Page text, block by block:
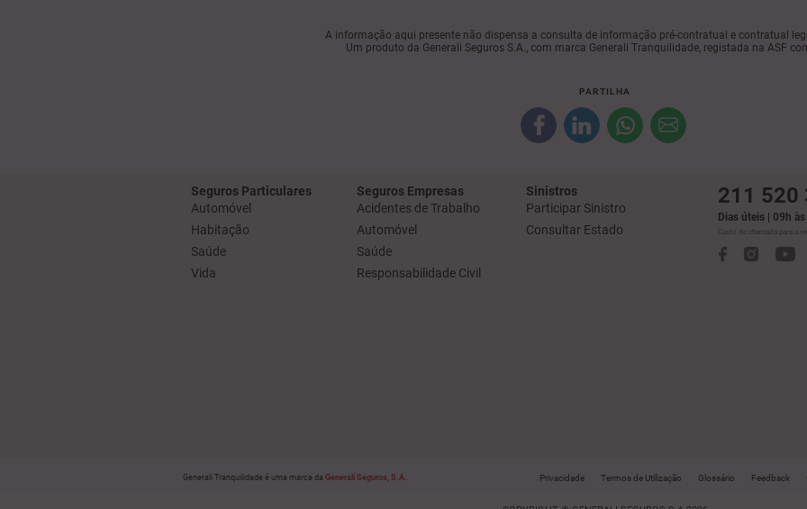
A informação aqui presente não dispensa a consulta de informação pré-contratual e contratual
Um produto da Generali Seguros S.A., com marca Generali Tranquilidade, registada na ASF
PARTILHA
Seguros Particulares
Automóvel
Habitação
Saúde
Vida
Seguros Empresas
Acidentes de Trabalho
Automóvel
Saúde
Responsabilidade Civil
Sinistros
Participar Sinistro
Consultar Estado
211 520
Dias úteis | 09h
Custo de chamada para a
Generali Tranquilidade é uma marca da Generali Seguros, S.A. Privacidade Termos de Utilização Glossário Feedback